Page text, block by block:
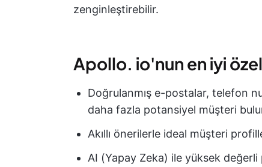
zenginleştirebilir.
Apollo. io'nun en iyi
Doğrulanmış e-postalar, telefon
daha fazla potansiyel müşteri
Akıllı önerilerle ideal müşteri
AI (Yapay Zeka) ile yüksek